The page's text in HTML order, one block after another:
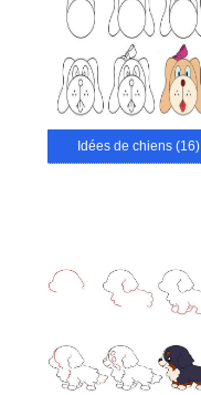
Idées de chiens (16)